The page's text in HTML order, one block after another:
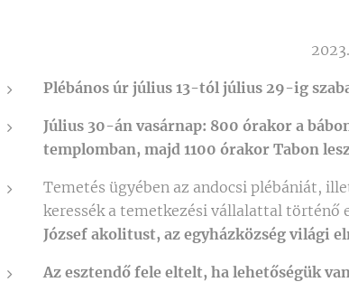
Plébános úr július 13-tól július 29-ig
Július 30-án vasárnap: 800 órakor a
templomban, majd 1100 órakor Tabon
Temetés ügyében az andocsi plébániát,
keressék a temetkezési vállalattal történő
József akolitust, az egyházközség világi
Az esztendő fele eltelt, ha lehetőségük